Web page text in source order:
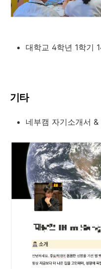
대학교 4학년 1학기
기타
네부캠 자기소개서